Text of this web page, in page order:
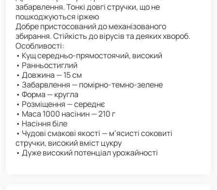
забарвлення. Тонкі довгі стручки, що не
пошкоджуються іржею
Добре пристосований до механізованого
збирання. Стійкість до вірусів та деяких хвороб.
Особливості:
• Кущ середньо-прямостоячий, високий
• Ранньостиглий
• Довжина — 15 см
• Забарвлення — помірно-темно-зелене
• Форма — кругла
• Розміщення — середнє
• Маса 1000 насінин — 210 г
• Насіння біле
• Чудові смакові якості — м’ясисті соковиті
стручки, високий вміст цукру
• Дуже високий потенціал урожайності